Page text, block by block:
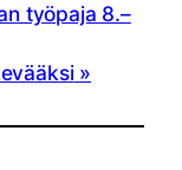
työpaja 8.–